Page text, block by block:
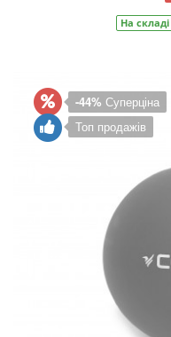
На складі
-44% Суперціна
Топ продажів